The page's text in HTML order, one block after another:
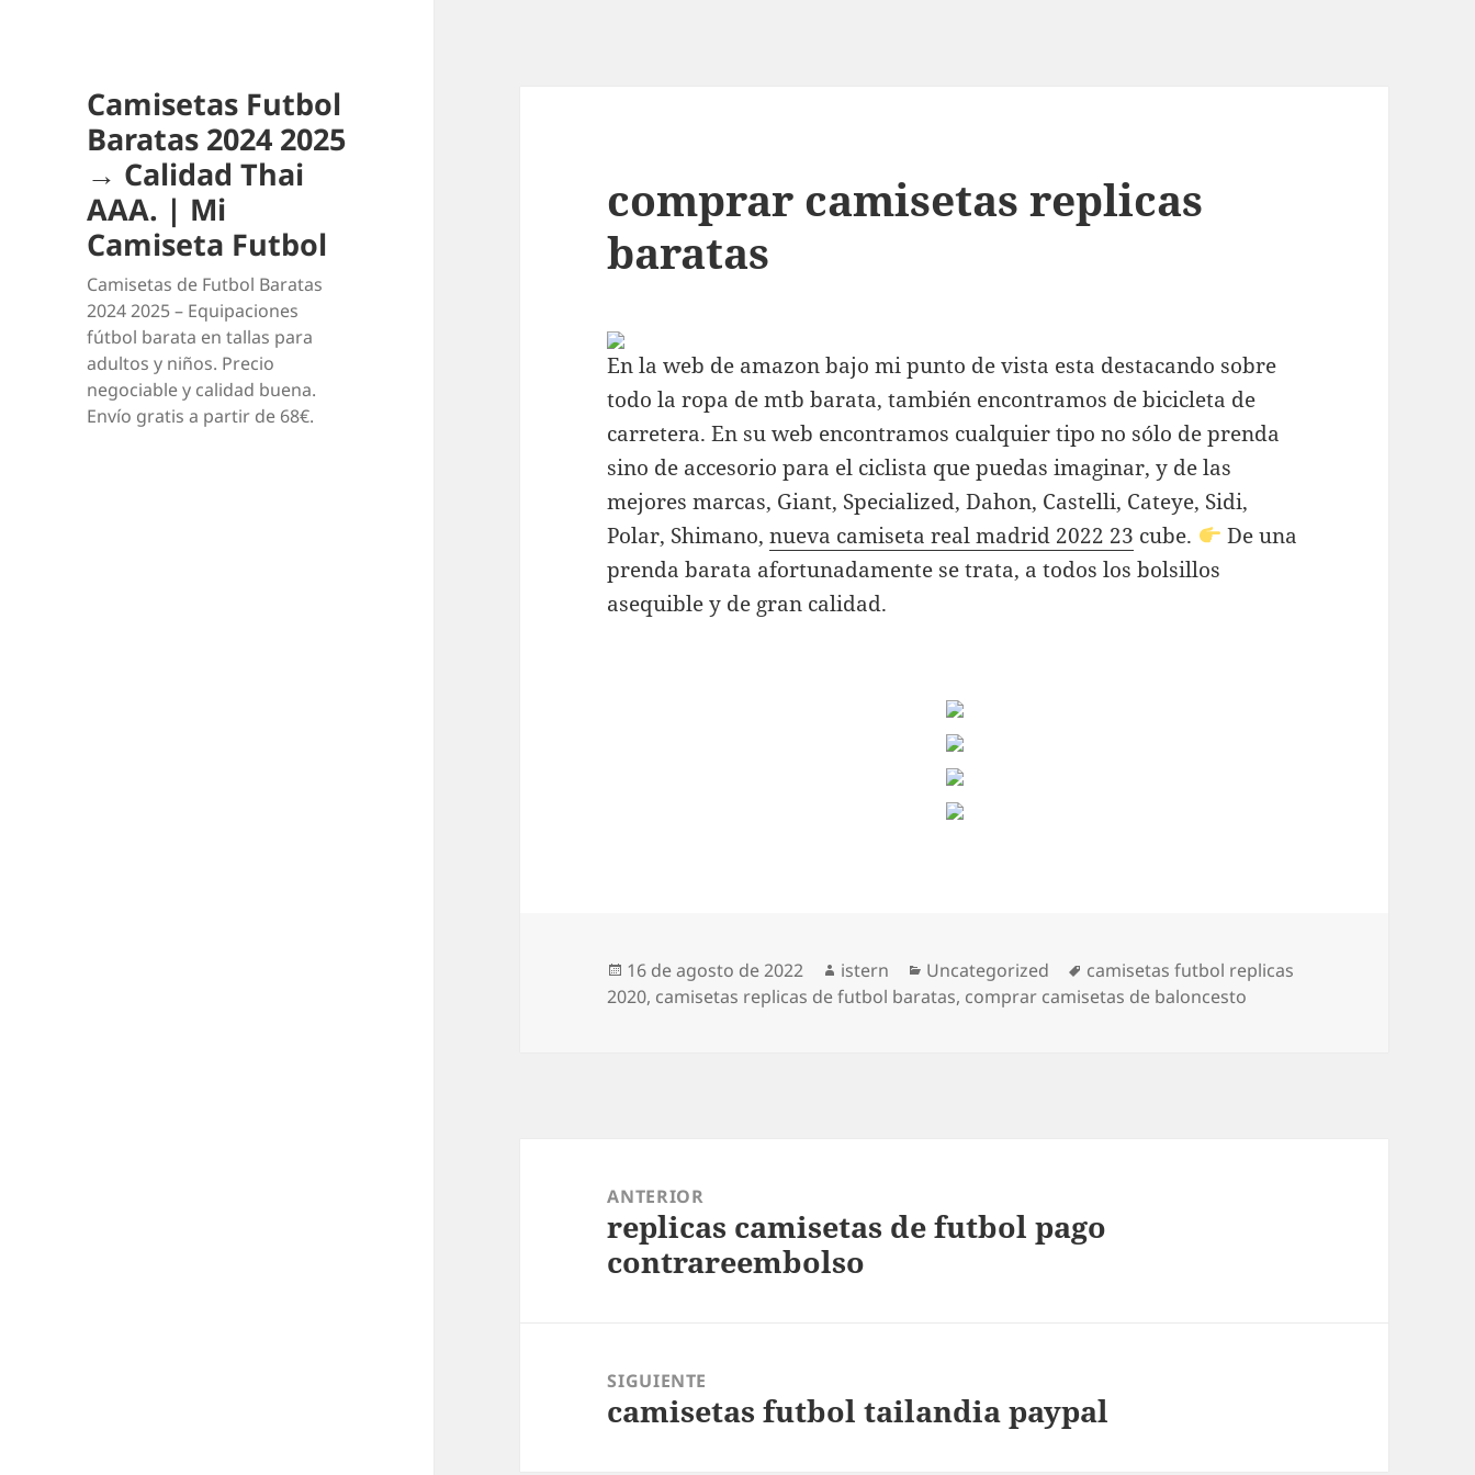
Camisetas Futbol
Baratas 2024 2025
→ Calidad Thai
AAA. | Mi
Camiseta Futbol
Camisetas de Futbol Baratas
2024 2025 – Equipaciones
fútbol barata en tallas para
adultos y niños. Precio
negociable y calidad buena.
Envío gratis a partir de 68€.
comprar camisetas replicas
baratas
En la web de amazon bajo mi punto de vista esta destacando sobre
todo la ropa de mtb barata, también encontramos de bicicleta de
carretera. En su web encontramos cualquier tipo no sólo de prenda
sino de accesorio para el ciclista que puedas imaginar, y de las
mejores marcas, Giant, Specialized, Dahon, Castelli, Cateye, Sidi,
Polar, Shimano,nueva camiseta real madrid 2022 23 cube.
De una
prenda barata afortunadamente se trata, a todos los bolsillos
asequible y de gran calidad.
Publicado
el
16 de agosto de 2022 Autor
istern Categorías
Uncategorized Etiquetas
camisetas futbol replicas
2020, camisetas replicas de futbol baratas, comprar camisetas de baloncesto
entradas
ANTERIOR
Entrada
anterior:
replicas camisetas de futbol pago
contrareembolso
SIGUIENTE
Entrada
camisetas futbol tailandia paypal